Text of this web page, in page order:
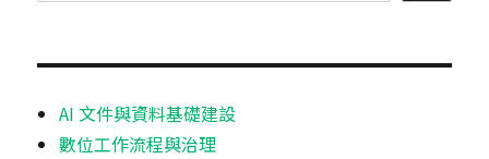
AI 文件與資料基礎建設
數位工作流程與治理